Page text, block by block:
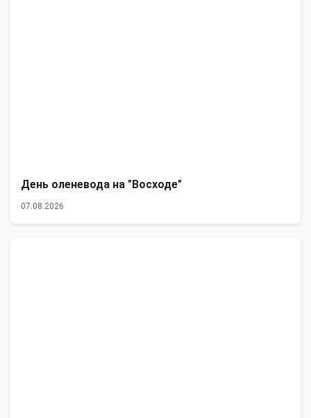
День оленевода на "Восходе"
07.08.2026